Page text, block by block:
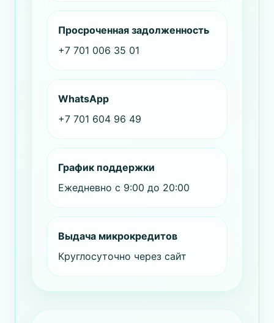
Просроченная задолженность
+7 701 006 35 01
WhatsApp
+7 701 604 96 49
График поддержки
Ежедневно с 9:00 до 20:00
Выдача микрокредитов
Круглосуточно через сайт